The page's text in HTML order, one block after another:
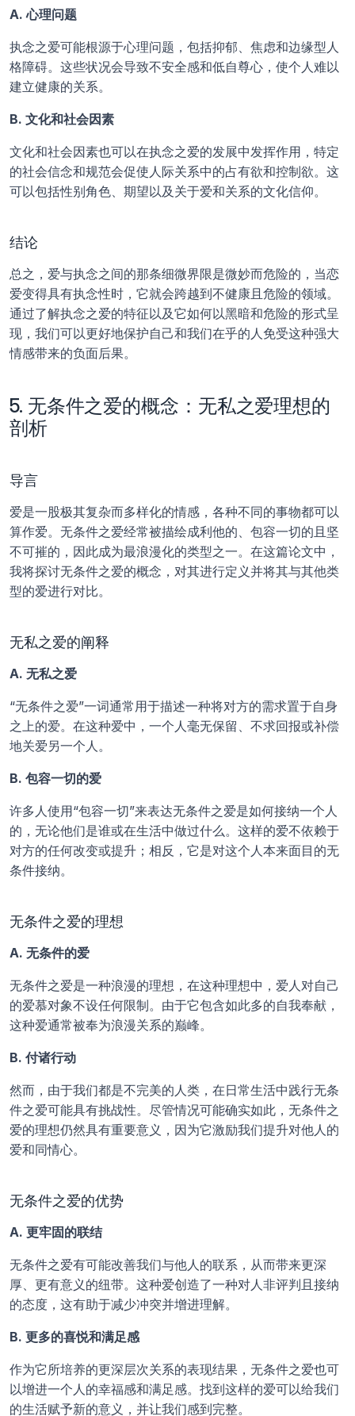
A. 心理问题
执念之爱可能根源于心理问题，包括抑郁、焦虑和边缘型人
格障碍。这些状况会导致不安全感和低自尊心，使个人难以
建立健康的关系。
B. 文化和社会因素
文化和社会因素也可以在执念之爱的发展中发挥作用，特定
的社会信念和规范会促使人际关系中的占有欲和控制欲。这
可以包括性别角色、期望以及关于爱和关系的文化信仰。
结论
总之，爱与执念之间的那条细微界限是微妙而危险的，当恋
爱变得具有执念性时，它就会跨越到不健康且危险的领域。
通过了解执念之爱的特征以及它如何以黑暗和危险的形式呈
现，我们可以更好地保护自己和我们在乎的人免受这种强大
情感带来的负面后果。
5. 无条件之爱的概念：无私之爱理想的
剖析
导言
爱是一股极其复杂而多样化的情感，各种不同的事物都可以
算作爱。无条件之爱经常被描绘成利他的、包容一切的且坚
不可摧的，因此成为最浪漫化的类型之一。在这篇论文中，
我将探讨无条件之爱的概念，对其进行定义并将其与其他类
型的爱进行对比。
无私之爱的阐释
A. 无私之爱
“无条件之爱”一词通常用于描述一种将对方的需求置于自身
之上的爱。在这种爱中，一个人毫无保留、不求回报或补偿
地关爱另一个人。
B. 包容一切的爱
许多人使用“包容一切”来表达无条件之爱是如何接纳一个人
的，无论他们是谁或在生活中做过什么。这样的爱不依赖于
对方的任何改变或提升；相反，它是对这个人本来面目的无
条件接纳。
无条件之爱的理想
A. 无条件的爱
无条件之爱是一种浪漫的理想，在这种理想中，爱人对自己
的爱慕对象不设任何限制。由于它包含如此多的自我奉献，
这种爱通常被奉为浪漫关系的巅峰。
B. 付诸行动
然而，由于我们都是不完美的人类，在日常生活中践行无条
件之爱可能具有挑战性。尽管情况可能确实如此，无条件之
爱的理想仍然具有重要意义，因为它激励我们提升对他人的
爱和同情心。
无条件之爱的优势
A. 更牢固的联结
无条件之爱有可能改善我们与他人的联系，从而带来更深
厚、更有意义的纽带。这种爱创造了一种对人非评判且接纳
的态度，这有助于减少冲突并增进理解。
B. 更多的喜悦和满足感
作为它所培养的更深层次关系的表现结果，无条件之爱也可
以增进一个人的幸福感和满足感。找到这样的爱可以给我们
的生活赋予新的意义，并让我们感到完整。